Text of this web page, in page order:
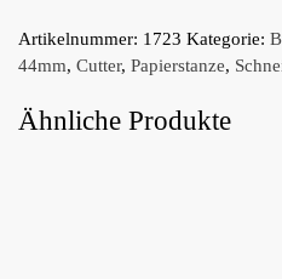
Artikelnummer: 1723 Kategorie:
44mm, Cutter, Papierstanze,
Ähnliche Produkte